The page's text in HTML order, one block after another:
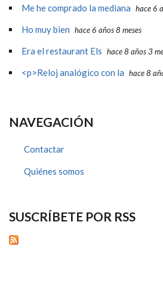
Me he comprado la mediana hace 6
Ho muy bien hace 6 años 8 meses
Era el restaurant Els hace 8 años 3
<p>Reloj analógico con la hace 8
NAVEGACIÓN
Contactar
Quiénes somos
SUSCRÍBETE POR RSS